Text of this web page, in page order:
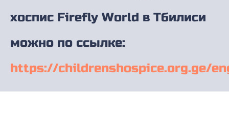
хоспис Firefly World в Тбилиси
можно по ссылке:
https://childrenshospice.org.ge/